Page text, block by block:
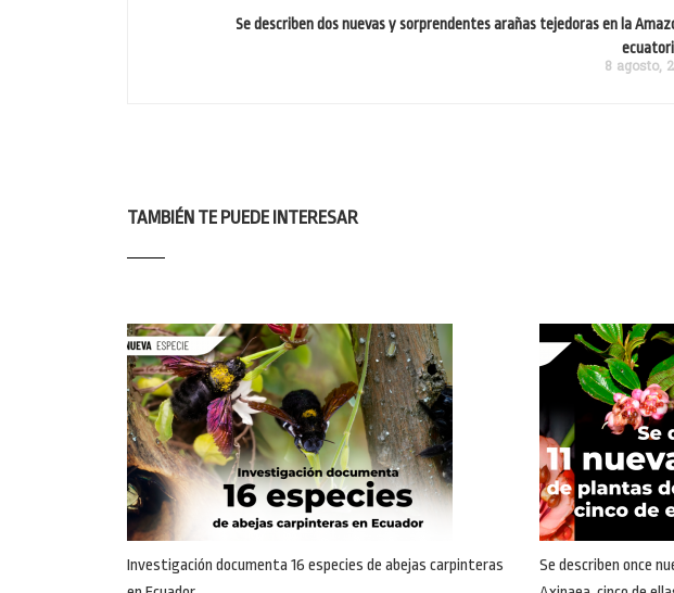
Se describen dos nuevas y sorprendentes arañas tejedoras en la
8 agosto,
TAMBIÉN TE PUEDE INTERESAR
Investigación documenta 16 especies de abejas carpinteras
Se describen once